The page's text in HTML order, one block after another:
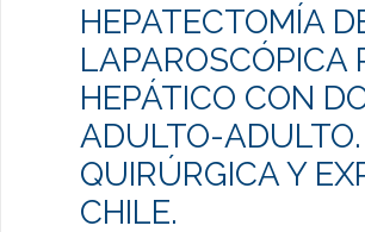
HEPATECTOMÍA
LAPAROSCÓPICA
HEPÁTICO CON
ADULTO-
QUIRÚRGICA Y
CHILE.